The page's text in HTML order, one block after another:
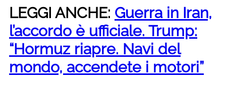
LEGGI ANCHE: Guerra in Iran,
l’accordo è ufficiale. Trump:
“Hormuz riapre. Navi del
mondo, accendete i motori”